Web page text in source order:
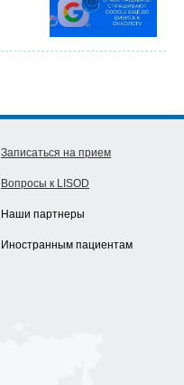
Записаться на прием
Вопросы к LISOD
Наши партнеры
Иностранным пациентам